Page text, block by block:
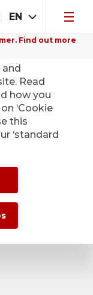
EN
Find out more
and
Read
how you
‘Cookie
this
‘standard